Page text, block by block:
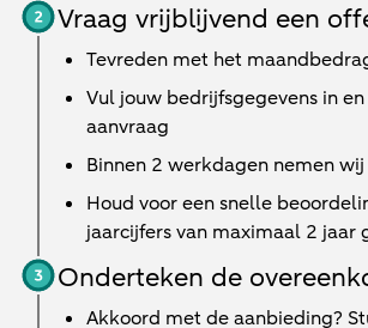
Vraag vrijblijvend een
Tevreden met het
Vul jouw bedrijfsgegevens in
aanvraag
Binnen 2 werkdagen nemen
Houd voor een snelle
jaarcijfers van maximaal 2 jaar
Onderteken de
Akkoord met de aanbieding?